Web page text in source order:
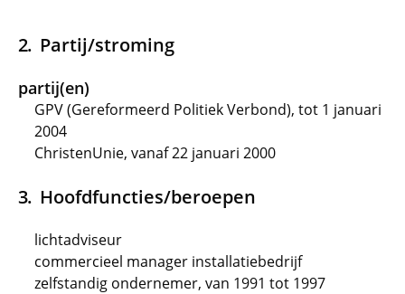
Partij/stroming
partij(en)
GPV (Gereformeerd Politiek Verbond), tot 1 januari
2004
ChristenUnie, vanaf 22 januari 2000
Hoofdfuncties/beroepen
lichtadviseur
commercieel manager installatiebedrijf
zelfstandig ondernemer, van 1991 tot 1997